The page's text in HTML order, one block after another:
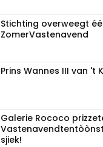
Stichting overweegt
ZomerVastenavend
Prins Wannes III van 't
Galerie Rococo
sjiek!